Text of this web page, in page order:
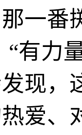
一番
“有力
现，
爱、